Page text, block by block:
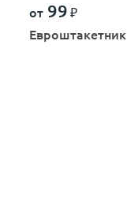
от 99 ₽
Евроштакетник